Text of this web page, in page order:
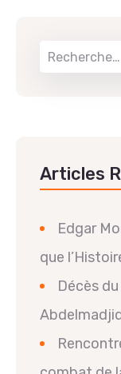
Articles
Edgar
que
Décès